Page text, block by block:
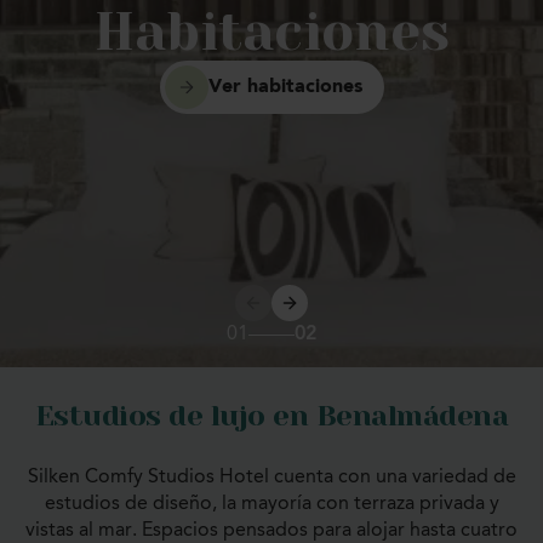
disposición las 24 horas para que disfrutes de una
estancia cómoda y tranquila en todo momento.
Habitaciones
Ver habitaciones
Estudios de lujo en Benalmádena
Silken Comfy Studios Hotel cuenta con una variedad de
estudios de diseño, la mayoría con terraza privada y
vistas al mar. Espacios pensados para alojar hasta cuatro